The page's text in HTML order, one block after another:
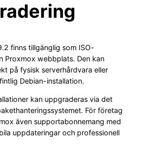
finns tillgänglig som ISO-
Proxmox webbplats. Den kan
på fysisk serverhårdvara eller
Debian-installation.
kan uppgraderas via det
För företag
även supportabonnemang med
uppdateringar och professionell